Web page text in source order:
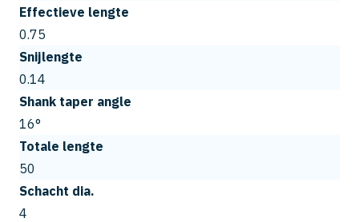
Effectieve lengte
0.75
Snijlengte
0.14
Shank taper angle
16°
Totale lengte
50
Schacht dia.
4